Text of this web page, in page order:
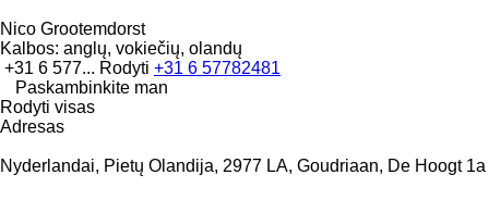
Nico Grootemdorst
Kalbos: anglų, vokiečių, olandų
+31 6 577... Rodyti +31 6 57782481
Paskambinkite man
Rodyti visas
Adresas
Nyderlandai, Pietų Olandija, 2977 LA, Goudriaan, De Hoogt 1a